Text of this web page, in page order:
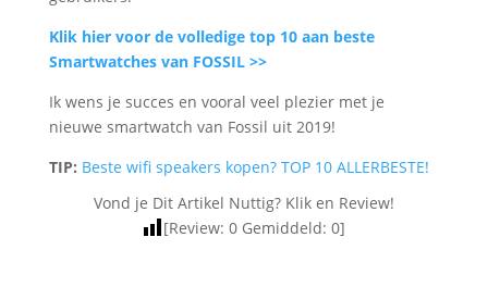
Klik hier voor de volledige top 10 aan beste
Smartwatches van FOSSIL >>
Ik wens je succes en vooral veel plezier met je
nieuwe smartwatch van Fossil uit 2019!
TIP: Beste wifi speakers kopen? TOP 10 ALLERBESTE!
Vond je Dit Artikel Nuttig? Klik en Review!
[Review:0 Gemiddeld:0]